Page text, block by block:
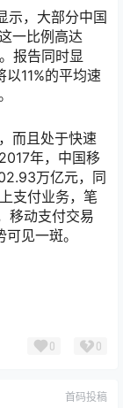
示，大部分中国
一比例高达
报告同时显
11%的平均速
而且处于快速
年，中国移
万亿元，同
支付业务，笔
移动支付交易
见一斑。
0 0
首码投稿